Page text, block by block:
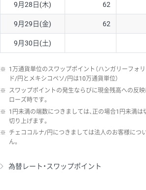
9月28日(木) 62
9月29日(金) 62
9月30日(土)
※ 1万通貨単位のスワップポイント（ハンガリーフォ
ド/円とメキシコペソ/円は10万通貨単位）
※ スワップポイントの発生ならびに現金残高への反
ローズ時です。
※ 1円未満の端数につきましては、正の場合1円未満は
切り上げます。
※ チェココルナ/円につきましては法人のお客様につ
ん。
為替レート・スワップポイント